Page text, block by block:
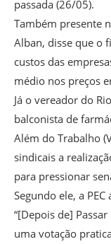
passada (26/05).
Também presente
Alban, disse que o
custos das
médio nos preços
Já o vereador do
balconista de
Além do Trabalho
sindicais a
para pressionar
Segundo ele, a PEC
“[Depois de]
uma votação